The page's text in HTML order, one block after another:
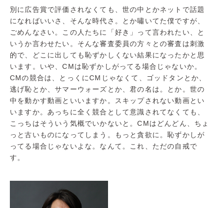
別に広告賞で評価されなくても、世の中とかネットで話題
になればいいさ、そんな時代さ。とか嘯いてた僕ですが、
ごめんなさい。この人たちに「好き」って言われたい、と
いうか言わせたい。そんな審査委員の方々との審査は刺激
的で、どこに出しても恥ずかしくない結果になったかと思
います。いや、CMは恥ずかしがってる場合じゃないか。
CMの競合は、とっくにCMじゃなくて、ゴッドタンとか、
逃げ恥とか、サマーウォーズとか、君の名は。とか。世の
中を動かす動画といいますか。スキップされない動画とい
いますか。あっちに全く競合として意識されてなくても、
こっちはそういう気概でいかないと。CMはどんどん、ちょ
っと古いものになってしまう。もっと貪欲に。恥ずかしが
ってる場合じゃないよな。なんて。これ、ただの自戒で
す。